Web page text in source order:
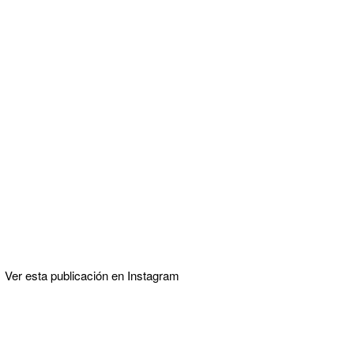
Ver esta publicación en Instagram